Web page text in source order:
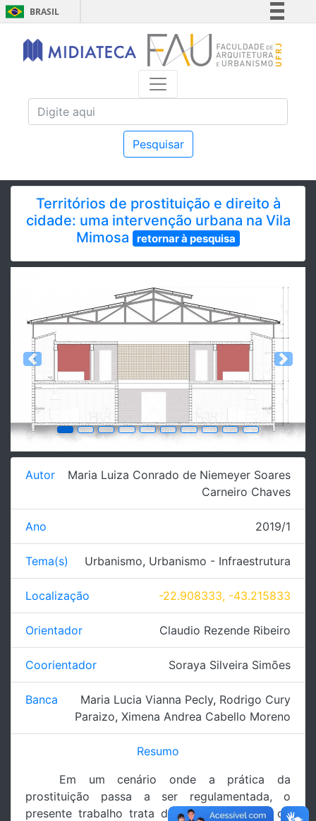
BRASIL
Simplifique!
Comunica BR
Acesso à informação
Pesquisar
Territórios de prostituição e direito à
cidade: uma intervenção urbana na Vila
Mimosa
retornar à pesquisa
Previous Next
Autor
Maria Luiza Conrado de Niemeyer Soares
Carneiro Chaves
Ano 2019/1
Tema(s) Urbanismo, Urbanismo - Infraestrutura
Localização -22.908333, -43.215833
Orientador Claudio Rezende Ribeiro
Coorientador Soraya Silveira Simões
Banca Maria Lucia Vianna Pecly, Rodrigo Cury
Paraizo, Ximena Andrea Cabello Moreno
Resumo
Em um cenário onde a prática da
prostituição passa a ser regulamentada, o
presente trabalho trata de uma experiência de